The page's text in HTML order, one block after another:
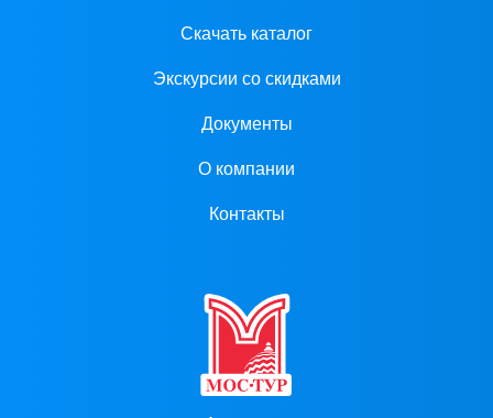
Скачать каталог
Экскурсии со скидками
Документы
О компании
Контакты